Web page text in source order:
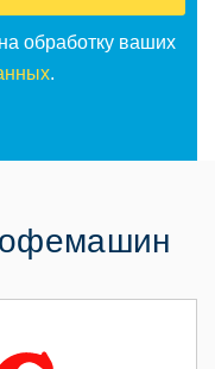
обработку ваших
.